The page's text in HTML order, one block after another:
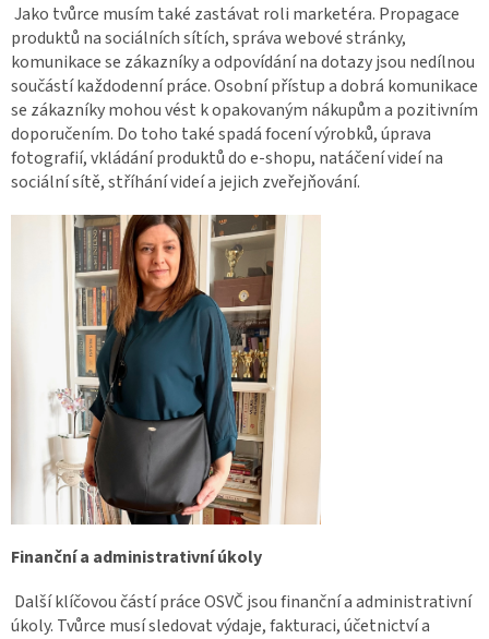
Jako tvůrce musím také zastávat roli marketéra. Propagace
produktů na sociálních sítích, správa webové stránky,
komunikace se zákazníky a odpovídání na dotazy jsou nedílnou
součástí každodenní práce. Osobní přístup a dobrá komunikace
se zákazníky mohou vést k opakovaným nákupům a pozitivním
doporučením. Do toho také spadá focení výrobků, úprava
fotografií, vkládání produktů do e-shopu, natáčení videí na
sociální sítě, stříhání videí a jejich zveřejňování.
Finanční a administrativní úkoly
Další klíčovou částí práce OSVČ jsou finanční a administrativní
úkoly. Tvůrce musí sledovat výdaje, fakturaci, účetnictví a